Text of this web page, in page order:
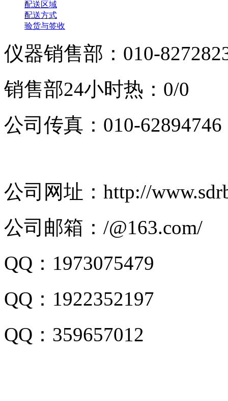
配送区域
配送方式
验货与签收
仪器销售部：010-
销售部24小时热：0/0
公司传真：010-62894746
公司网址：http://
公司邮箱：/@163.com/
QQ：1973075479
QQ：1922352197
QQ：359657012